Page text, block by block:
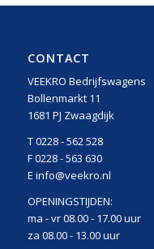
CONTACT
VEEKRO Bedrijfswagens
Bollenmarkt 11
1681 PJ Zwaagdijk
T 0228 - 562 528
F 0228 - 563 630
E info@veekro.nl
OPENINGSTIJDEN:
ma - vr 08.00 - 17.00 uur
za 08.00 - 13.00 uur